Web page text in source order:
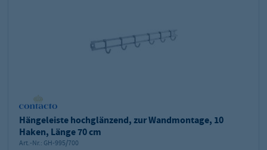
Hängeleiste hochglänzend, zur Wandmontage, 10
Haken, Länge 70 cm
Art.-Nr.: GH-995/700